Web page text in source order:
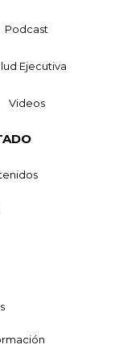
Podcast
Ejecutiva
Videos